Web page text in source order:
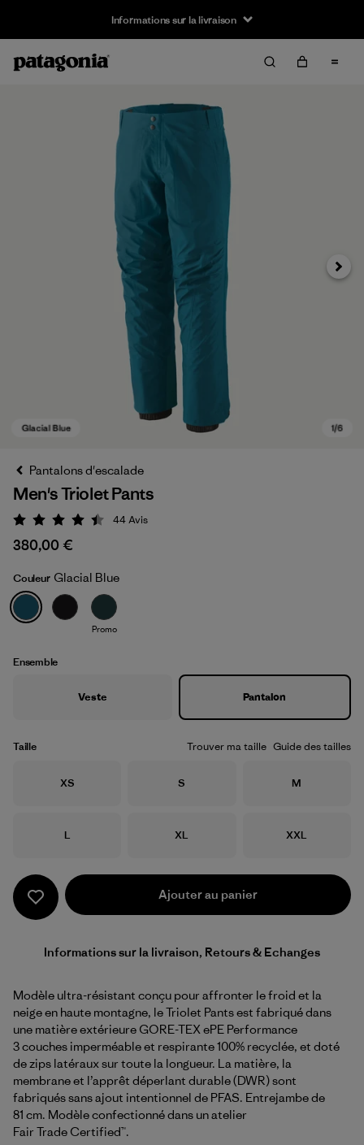
Informations sur la livraison
Glacial Blue
Pantalons d'escalade
Men's Triolet Pants
Évaluation: 4.4 / 5
44Avis
380,00 €
Couleur Glacial Blue
Promo
Ensemble
Veste Pantalon
Taille Trouver ma taille Guide des tailles
Taille
XS Taille
S Taille
M
Taille
L Taille
XL Taille
XXL
Ajouter au panier
Informations sur la livraison, Retours & Echanges
Modèle ultra-résistant conçu pour affronter le froid et la
neige en haute montagne, le Triolet Pants est fabriqué dans
une matière extérieure GORE-TEX ePE Performance
3 couches imperméable et respirante 100% recyclée, et doté
de zips latéraux sur toute la longueur. La matière, la
membrane et l’apprêt déperlant durable (DWR) sont
fabriqués sans ajout intentionnel de PFAS. Entrejambe de
81 cm. Modèle confectionné dans un atelier
Fair Trade Certified™.